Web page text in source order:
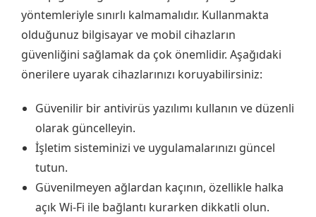
yöntemleriyle sınırlı kalmamalıdır. Kullanmakta
olduğunuz bilgisayar ve mobil cihazların
güvenliğini sağlamak da çok önemlidir. Aşağıdaki
önerilere uyarak cihazlarınızı koruyabilirsiniz:
Güvenilir bir antivirüs yazılımı kullanın ve düzenli
olarak güncelleyin.
İşletim sisteminizi ve uygulamalarınızı güncel
tutun.
Güvenilmeyen ağlardan kaçının, özellikle halka
açık Wi-Fi ile bağlantı kurarken dikkatli olun.